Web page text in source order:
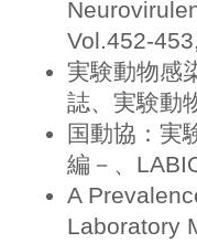
Vol.452-
実験動物感
誌、実験動
国動協：実
編－、
A
Laboratory